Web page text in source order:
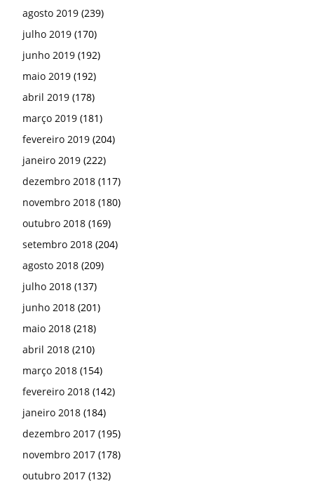
agosto 2019 (239)
julho 2019 (170)
junho 2019 (192)
maio 2019 (192)
abril 2019 (178)
março 2019 (181)
fevereiro 2019 (204)
janeiro 2019 (222)
dezembro 2018 (117)
novembro 2018 (180)
outubro 2018 (169)
setembro 2018 (204)
agosto 2018 (209)
julho 2018 (137)
junho 2018 (201)
maio 2018 (218)
abril 2018 (210)
março 2018 (154)
fevereiro 2018 (142)
janeiro 2018 (184)
dezembro 2017 (195)
novembro 2017 (178)
outubro 2017 (132)